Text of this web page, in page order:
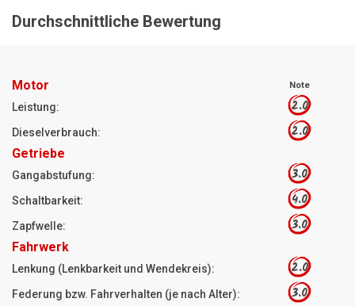
Durchschnittliche Bewertung
Motor Note
Leistung: 2.0
Dieselverbrauch: 2.0
Getriebe
Gangabstufung: 3.0
Schaltbarkeit: 4.0
Zapfwelle: 3.0
Fahrwerk
Lenkung (Lenkbarkeit und Wendekreis): 2.0
Federung bzw. Fahrverhalten (je nach Alter): 3.0